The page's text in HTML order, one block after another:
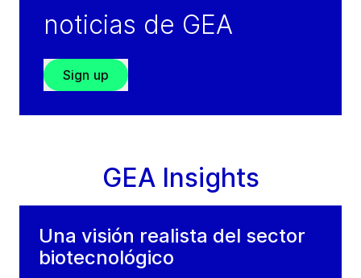
noticias de GEA
Sign up
GEA Insights
Una visión realista del sector
biotecnológico